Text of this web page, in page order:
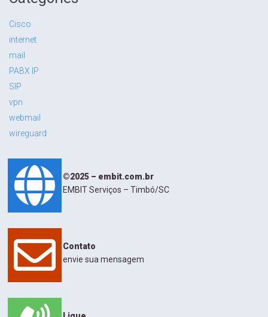
Cisco
internet
mail
PABX IP
SIP
vpn
webmail
wireguard
©2025 – embit.com.br
EMBIT Serviços – Timbó/SC
Contato
envie sua mensagem